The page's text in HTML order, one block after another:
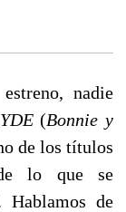
nadie
(Bonnie y
de los títulos
lo que se
Hablamos de